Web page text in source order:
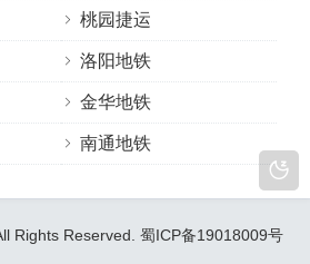
桃园捷运
洛阳地铁
金华地铁
南通地铁
Rights Reserved. 蜀ICP备19018009号